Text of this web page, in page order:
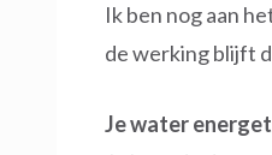
Ik ben nog aan
de werking blijft
Je water